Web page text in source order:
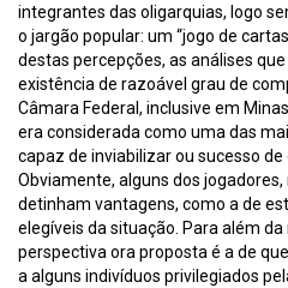
integrantes das oligarquias, logo
o jargão popular: um “jogo de
destas percepções, as análises
existência de razoável grau de
Câmara Federal, inclusive em
era considerada como uma das
capaz de inviabilizar ou sucesso
Obviamente, alguns dos
detinham vantagens, como a de
elegíveis da situação. Para além
perspectiva ora proposta é a de
a alguns indivíduos privilegiados